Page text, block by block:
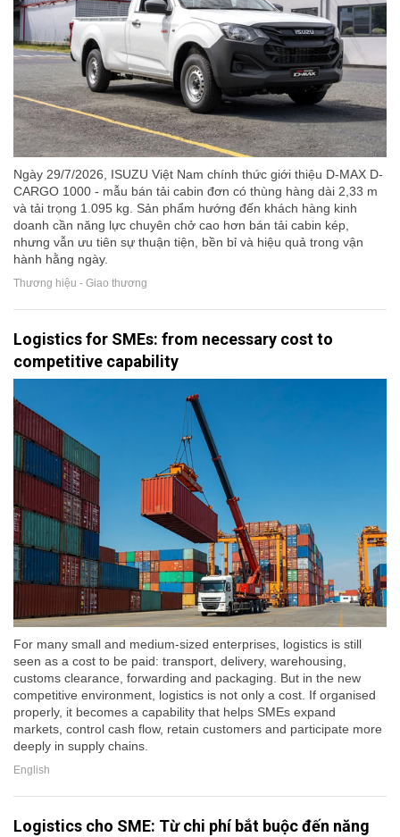
Ngày 29/7/2026, ISUZU Việt Nam chính thức giới thiệu D-MAX D-
CARGO 1000 - mẫu bán tải cabin đơn có thùng hàng dài 2,33 m
và tải trọng 1.095 kg. Sản phẩm hướng đến khách hàng kinh
doanh cần năng lực chuyên chở cao hơn bán tải cabin kép,
nhưng vẫn ưu tiên sự thuận tiện, bền bỉ và hiệu quả trong vận
hành hằng ngày.
Thương hiệu - Giao thương
Logistics for SMEs: from necessary cost to
competitive capability
For many small and medium-sized enterprises, logistics is still
seen as a cost to be paid: transport, delivery, warehousing,
customs clearance, forwarding and packaging. But in the new
competitive environment, logistics is not only a cost. If organised
properly, it becomes a capability that helps SMEs expand
markets, control cash flow, retain customers and participate more
deeply in supply chains.
English
Logistics cho SME: Từ chi phí bắt buộc đến năng